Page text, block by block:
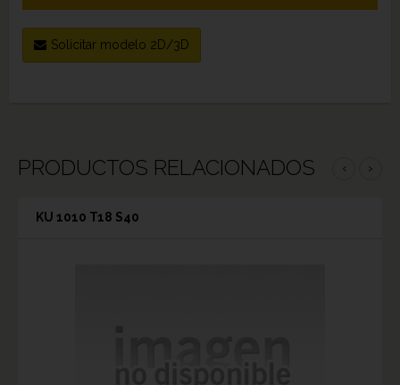
Solicitar modelo 2D/3D
PRODUCTOS RELACIONADOS ‹ ›
KU 1010 T18 S40